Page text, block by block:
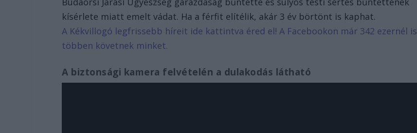
kísérlete miatt emelt vádat. Ha a férfit elítélik, akár 3 év börtönt is kaphat.
A Kékvillogó legfrissebb híreit ide kattintva éred el! A Facebookon már 342 ezernél is
többen követnek minket.
A biztonsági kamera felvételén a dulakodás látható